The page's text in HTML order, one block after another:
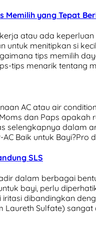
Memilih yang Tepat
atau ada
menitipkan si
tips memilih
tips menarik tentang
AC atau air
dan Paps apakah
selengkapnya dalam
Baik untuk Bayi?Pro
SLS
dalam berbagai
bayi, perlu
dibandingkan
Laureth Sulfate)